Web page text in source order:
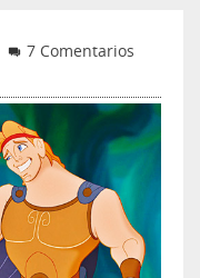
7 Comentarios